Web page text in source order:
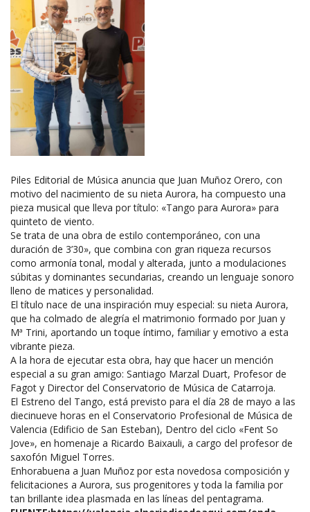
Piles Editorial de Música anuncia que Juan Muñoz Orero, con
motivo del nacimiento de su nieta Aurora, ha compuesto una
pieza musical que lleva por título: «Tango para Aurora» para
quinteto de viento.
Se trata de una obra de estilo contemporáneo, con una
duración de 3’30», que combina con gran riqueza recursos
como armonía tonal, modal y alterada, junto a modulaciones
súbitas y dominantes secundarias, creando un lenguaje sonoro
lleno de matices y personalidad.
El título nace de una inspiración muy especial: su nieta Aurora,
que ha colmado de alegría el matrimonio formado por Juan y
Mª Trini, aportando un toque íntimo, familiar y emotivo a esta
vibrante pieza.
A la hora de ejecutar esta obra, hay que hacer un mención
especial a su gran amigo: Santiago Marzal Duart, Profesor de
Fagot y Director del Conservatorio de Música de Catarroja.
El Estreno del Tango, está previsto para el día 28 de mayo a las
diecinueve horas en el Conservatorio Profesional de Música de
Valencia (Edificio de San Esteban), Dentro del ciclo «Fent So
Jove», en homenaje a Ricardo Baixauli, a cargo del profesor de
saxofón Miguel Torres.
Enhorabuena a Juan Muñoz por esta novedosa composición y
felicitaciones a Aurora, sus progenitores y toda la familia por
tan brillante idea plasmada en las líneas del pentagrama.